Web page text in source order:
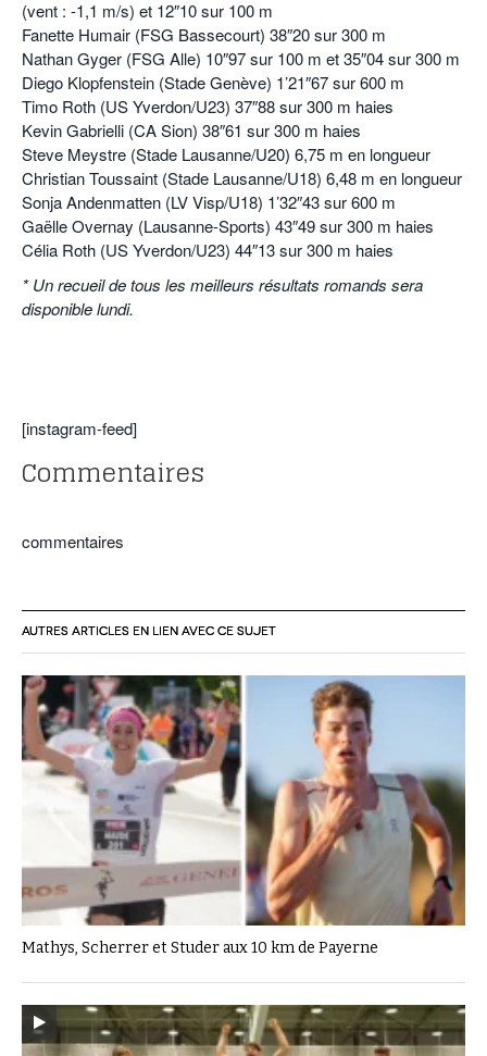
(vent : -1,1 m/s) et 12″10 sur 100 m
Fanette Humair (FSG Bassecourt) 38″20 sur 300 m
Nathan Gyger (FSG Alle) 10″97 sur 100 m et 35″04 sur 300 m
Diego Klopfenstein (Stade Genève) 1’21″67 sur 600 m
Timo Roth (US Yverdon/U23) 37″88 sur 300 m haies
Kevin Gabrielli (CA Sion) 38″61 sur 300 m haies
Steve Meystre (Stade Lausanne/U20) 6,75 m en longueur
Christian Toussaint (Stade Lausanne/U18) 6,48 m en longueur
Sonja Andenmatten (LV Visp/U18) 1’32″43 sur 600 m
Gaëlle Overnay (Lausanne-Sports) 43″49 sur 300 m haies
Célia Roth (US Yverdon/U23) 44″13 sur 300 m haies
* Un recueil de tous les meilleurs résultats romands sera
disponible lundi.
[instagram-feed]
Commentaires
commentaires
AUTRES ARTICLES EN LIEN AVEC CE SUJET
Mathys, Scherrer et Studer aux 10 km de Payerne